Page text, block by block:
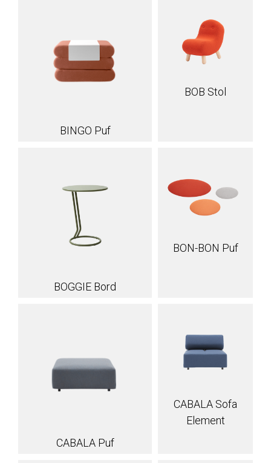
BINGO Puf
BOB Stol
BOGGIE Bord
BON-BON Puf
CABALA Puf
CABALA Sofa
Element